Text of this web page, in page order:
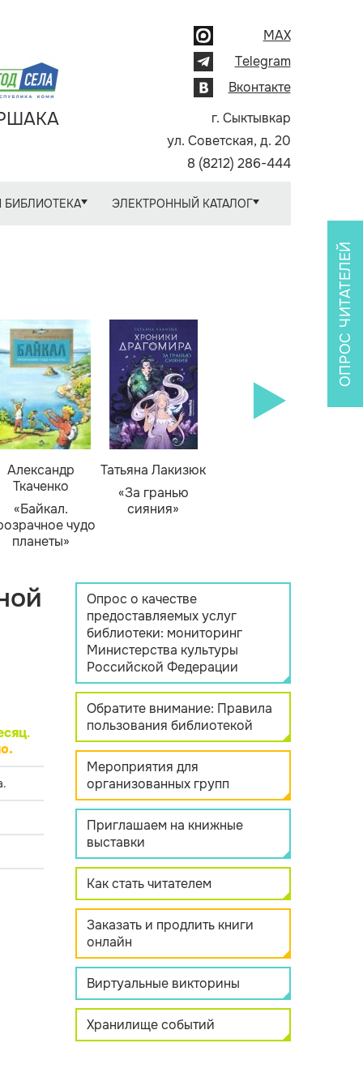
MAX
Telegram
Вконтакте
г. Сыктывкар
ул. Советская, д. 20
8 (8212) 286-444
БИБЛИОТЕКА ЭЛЕКТРОННЫЙ КАТАЛОГ
Александр
Ткаченко
«Байкал.
чудо
планеты»
Татьяна Лакизюк
«За гранью
сияния»
.
ОПРОС ЧИТАТЕЛЕЙ
Опрос о качестве
предоставляемых услуг
библиотеки: мониторинг
Министерства культуры
Российской Федерации
Обратите внимание: Правила
пользования библиотекой
Мероприятия для
организованных групп
Приглашаем на книжные
выставки
Как стать читателем
Заказать и продлить книги
онлайн
Виртуальные викторины
Хранилище событий